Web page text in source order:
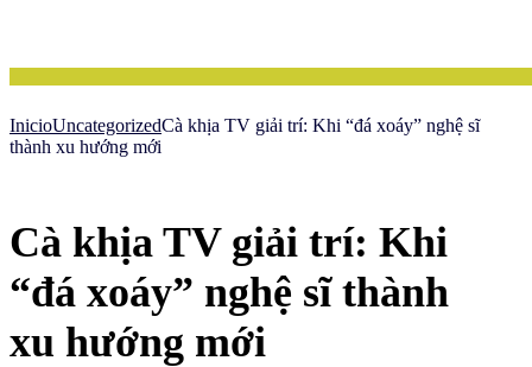
InicioUncategorizedCà khịa TV giải trí: Khi “đá xoáy” nghệ sĩ
thành xu hướng mới
Cà khịa TV giải trí: Khi
“đá xoáy” nghệ sĩ thành
xu hướng mới